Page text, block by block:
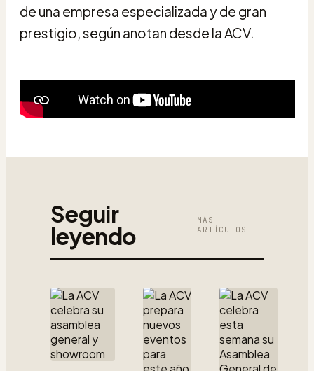
de una empresa especializada y de gran
prestigio, según anotan desde la ACV.
Seguir
leyendo
MÁS
ARTÍCULOS